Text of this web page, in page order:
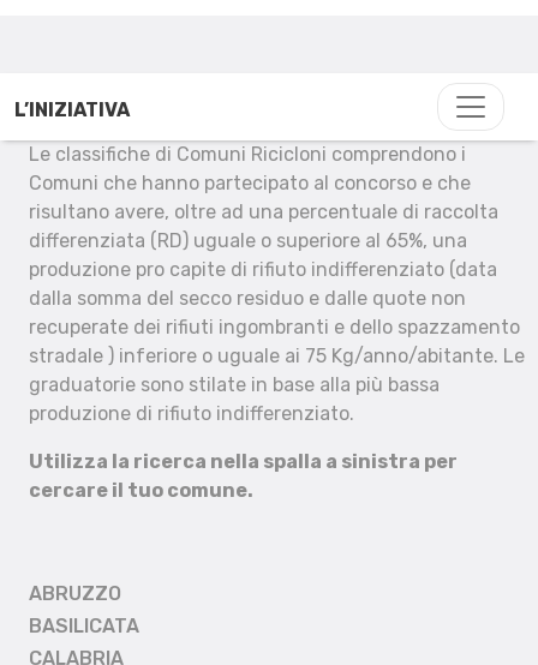
L’INIZIATIVA
Le classifiche di Comuni Ricicloni comprendono i
Comuni che hanno partecipato al concorso e che
risultano avere, oltre ad una percentuale di raccolta
differenziata (RD) uguale o superiore al 65%, una
produzione pro capite di rifiuto indifferenziato (data
dalla somma del secco residuo e dalle quote non
recuperate dei rifiuti ingombranti e dello spazzamento
stradale ) inferiore o uguale ai 75 Kg/anno/abitante. Le
graduatorie sono stilate in base alla più bassa
produzione di rifiuto indifferenziato.
Utilizza la ricerca nella spalla a sinistra per
cercare il tuo comune.
ABRUZZO
BASILICATA
CALABRIA